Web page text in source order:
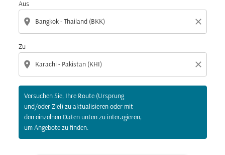
Aus
location_on close
Zu
location_on close
Versuchen Sie, Ihre Route (Ursprung
und/oder Ziel) zu aktualisieren oder mit
den einzelnen Daten unten zu interagieren,
um Angebote zu finden.